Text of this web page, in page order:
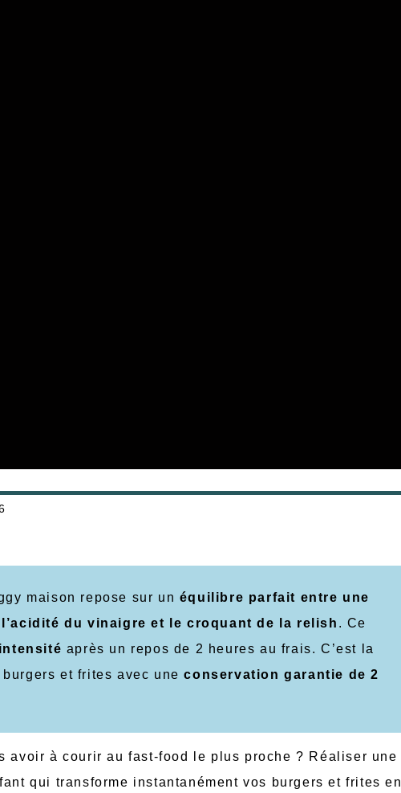
maison repose sur un équilibre parfait entre une
du vinaigre et le croquant de la relish . Ce
après un repos de 2 heures au frais. C’est la
et frites avec uneconservation garantie de 2
avoir à courir au fast-food le plus proche ? Réaliser une
qui transforme instantanément vos burgers et frites en